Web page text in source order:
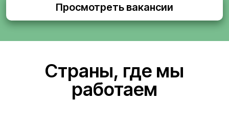
Просмотреть вакансии
Страны, где мы
работаем